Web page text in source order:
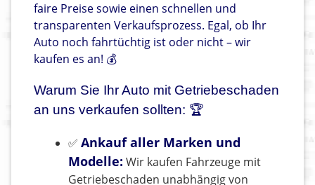
faire Preise sowie einen schnellen und
transparenten Verkaufsprozess. Egal, ob Ihr
Auto noch fahrtüchtig ist oder nicht – wir
kaufen es an! 💰
Warum Sie Ihr Auto mit Getriebeschaden
an uns verkaufen sollten: 🏆
✅ Ankauf aller Marken und
Modelle: Wir kaufen Fahrzeuge mit
Getriebeschaden unabhängig von